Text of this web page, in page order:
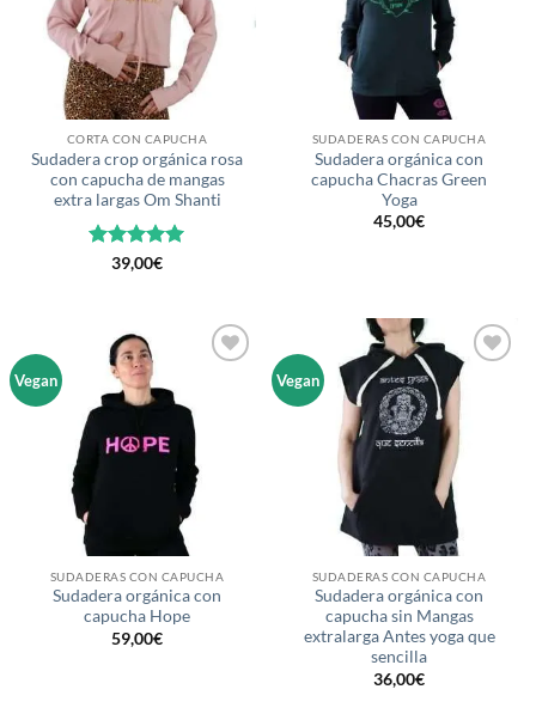
CORTA CON CAPUCHA
Sudadera crop orgánica rosa
con capucha de mangas
extra largas Om Shanti
Valorado
39,00€
SUDADERAS CON CAPUCHA
Sudadera orgánica con
capucha Chacras Green
Yoga
45,00€
Vegan
SUDADERAS CON CAPUCHA
Sudadera orgánica con
capucha Hope
59,00€
Vegan
SUDADERAS CON CAPUCHA
Sudadera orgánica con
capucha sin Mangas
extralarga Antes yoga que
sencilla
36,00€